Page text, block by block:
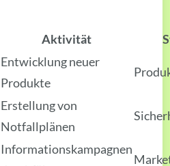
Aktivität
Entwicklung neuer
Produkte
Erstellung von
Notfallplänen
Informationskampagnen